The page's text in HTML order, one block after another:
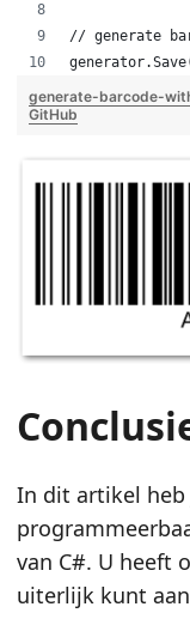
// generate
generate-barcode-
GitHub
In dit artikel heb
van C#. U heeft
uiterlijk kunt